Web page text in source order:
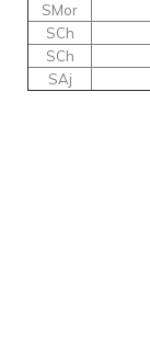
SMor
SCh
SCh
SAj